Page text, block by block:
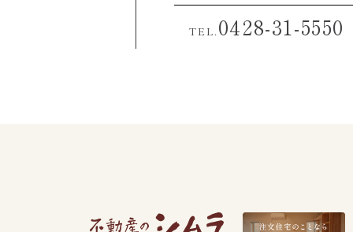
TEL.0428-31-5550